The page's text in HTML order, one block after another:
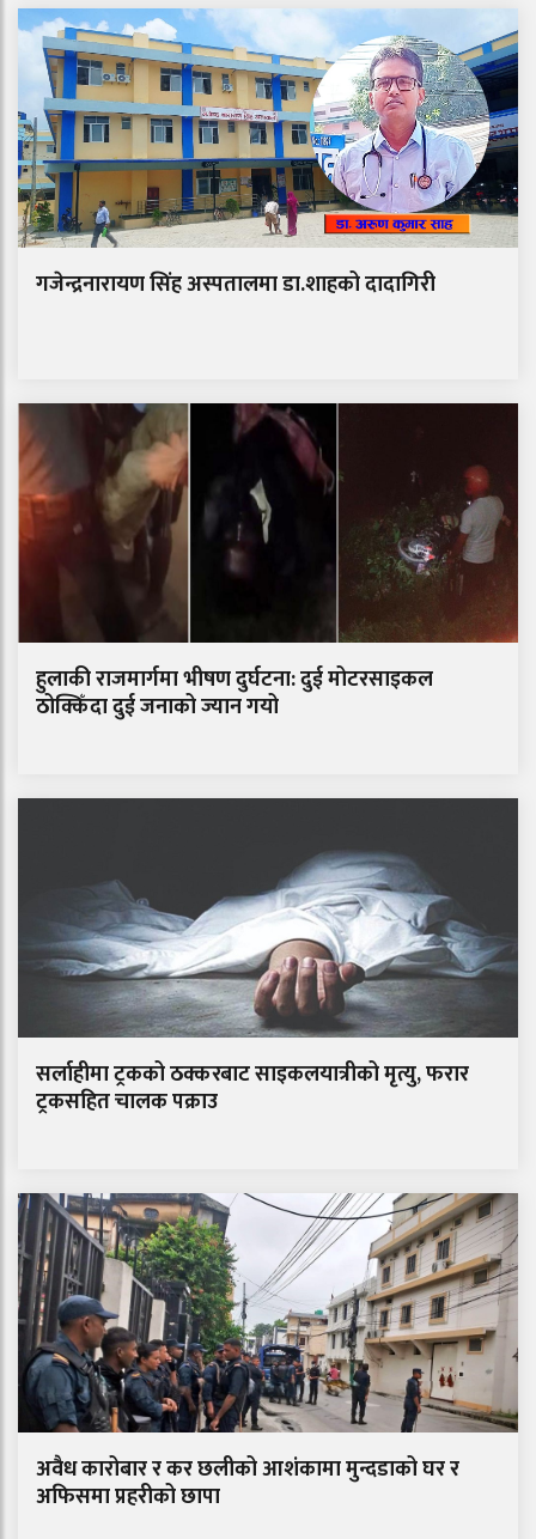
गजेन्द्रनारायण सिंह अस्पतालमा डा.शाहको दादागिरी
हुलाकी राजमार्गमा भीषण दुर्घटना: दुई मोटरसाइकल
ठोक्किँदा दुई जनाको ज्यान गयो
सर्लाहीमा ट्रकको ठक्करबाट साइकलयात्रीको मृत्यु, फरार
ट्रकसहित चालक पक्राउ
अवैध कारोबार र कर छलीको आशंकामा मुन्दडाको घर र
अफिसमा प्रहरीको छापा